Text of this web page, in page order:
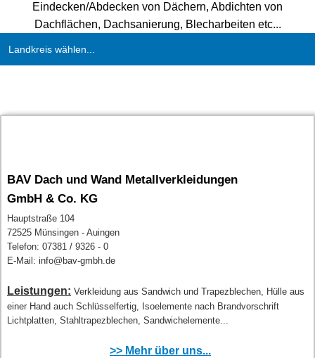
Eindecken/Abdecken von Dächern, Abdichten von
Dachflächen, Dachsanierung, Blecharbeiten etc...
Landkreis wählen...
BAV Dach und Wand Metallverkleidungen
GmbH & Co. KG
Hauptstraße 104
72525 Münsingen - Auingen
Telefon: 07381 / 9326 - 0
E-Mail: info@bav-gmbh.de
Leistungen: Verkleidung aus Sandwich und Trapezblechen, Hülle aus
einer Hand auch Schlüsselfertig, Isoelemente nach Brandvorschrift
Lichtplatten, Stahltrapezblechen, Sandwichelemente...
>> Mehr über uns...